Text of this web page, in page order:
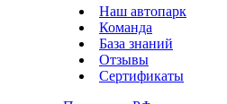
Наш автопарк
Команда
База знаний
Отзывы
Сертификаты